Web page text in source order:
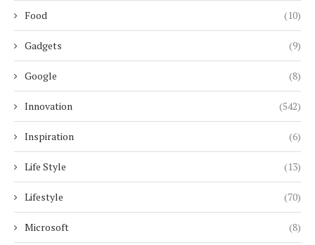
Food (10)
Gadgets (9)
Google (8)
Innovation (542)
Inspiration (6)
Life Style (13)
Lifestyle (70)
Microsoft (8)